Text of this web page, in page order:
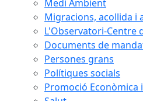
Medi Ambient
Migracions, acollida i
L'Observatori-Centre
Documents de
Persones grans
Polítiques socials
Promoció Econòmica